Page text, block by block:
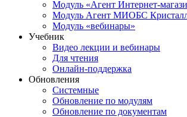
Модуль «Агент Интернет-
Модуль Агент МИОБС
Модуль «вебинары»
Учебник
Видео лекции и вебинары
Для чтения
Онлайн-поддержка
Обновления
Системные
Обновление по модулям
Обновление по документам